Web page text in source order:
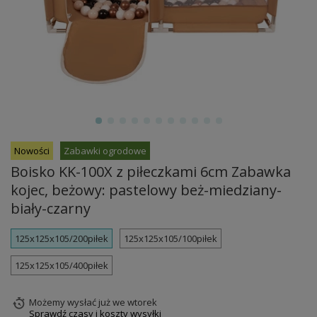
Nowości Zabawki ogrodowe
Boisko KK-100X z piłeczkami 6cm Zabawka
kojec, beżowy: pastelowy beż-miedziany-
biały-czarny
125x125x105/200piłek 125x125x105/100piłek
125x125x105/400piłek
Możemy wysłać jużwe wtorek
Sprawdź czasy i koszty wysyłki